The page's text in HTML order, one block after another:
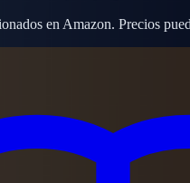
en Amazon. Precios